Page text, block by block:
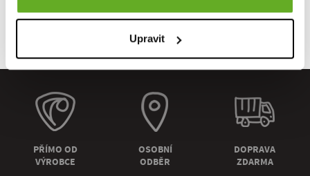
Upravit
PŘÍMO OD
VÝROBCE
OSOBNÍ
ODBĚR
DOPRAVA
ZDARMA